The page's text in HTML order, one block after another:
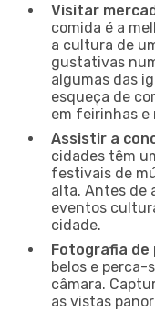
Visitar
comida é a
a cultura de
gustativas
algumas das
esqueça de
em feirinhas e
Assistir a
cidades têm
festivais de
alta. Antes de
eventos
cidade.
Fotografia de
belos e perca-
câmara.
as vistas